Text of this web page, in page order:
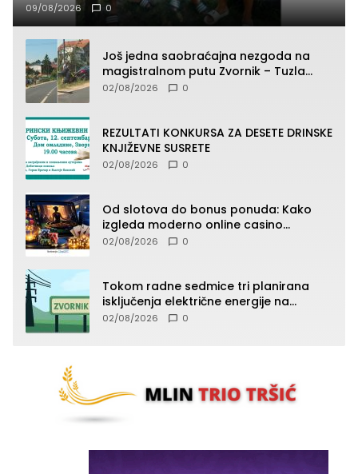
09/08/2026 0
Još jedna saobraćajna nezgoda na
magistralnom putu Zvornik – Tuzla
(FOTO)
02/08/2026 0
REZULTATI KONKURSA ZA DESETE DRINSKE
KNJIŽEVNE SUSRETE
02/08/2026 0
Od slotova do bonus ponuda: Kako
izgleda moderno online casino
iskustvo
02/08/2026 0
Tokom radne sedmice tri planirana
isključenja električne energije na
području TJ Zvornik
02/08/2026 0